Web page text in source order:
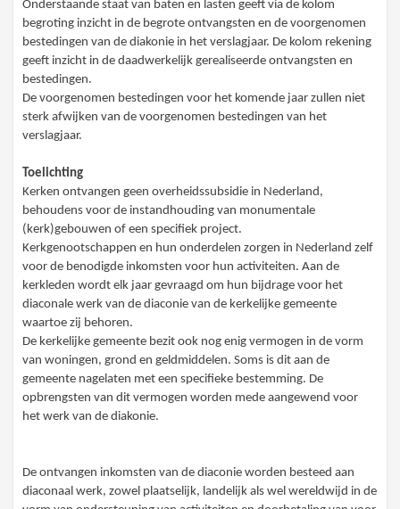
Onderstaande staat van baten en lasten geeft via de kolom
begroting inzicht in de begrote ontvangsten en de voorgenomen
bestedingen van de diakonie in het verslagjaar. De kolom rekening
geeft inzicht in de daadwerkelijk gerealiseerde ontvangsten en
bestedingen.
De voorgenomen bestedingen voor het komende jaar zullen niet
sterk afwijken van de voorgenomen bestedingen van het
verslagjaar.
Toelichting
Kerken ontvangen geen overheidssubsidie in Nederland,
behoudens voor de instandhouding van monumentale
(kerk)gebouwen of een specifiek project.
Kerkgenootschappen en hun onderdelen zorgen in Nederland zelf
voor de benodigde inkomsten voor hun activiteiten. Aan de
kerkleden wordt elk jaar gevraagd om hun bijdrage voor het
diaconale werk van de diaconie van de kerkelijke gemeente
waartoe zij behoren.
De kerkelijke gemeente bezit ook nog enig vermogen in de vorm
van woningen, grond en geldmiddelen. Soms is dit aan de
gemeente nagelaten met een specifieke bestemming. De
opbrengsten van dit vermogen worden mede aangewend voor
het werk van de diakonie.
De ontvangen inkomsten van de diaconie worden besteed aan
diaconaal werk, zowel plaatselijk, landelijk als wel wereldwijd in de